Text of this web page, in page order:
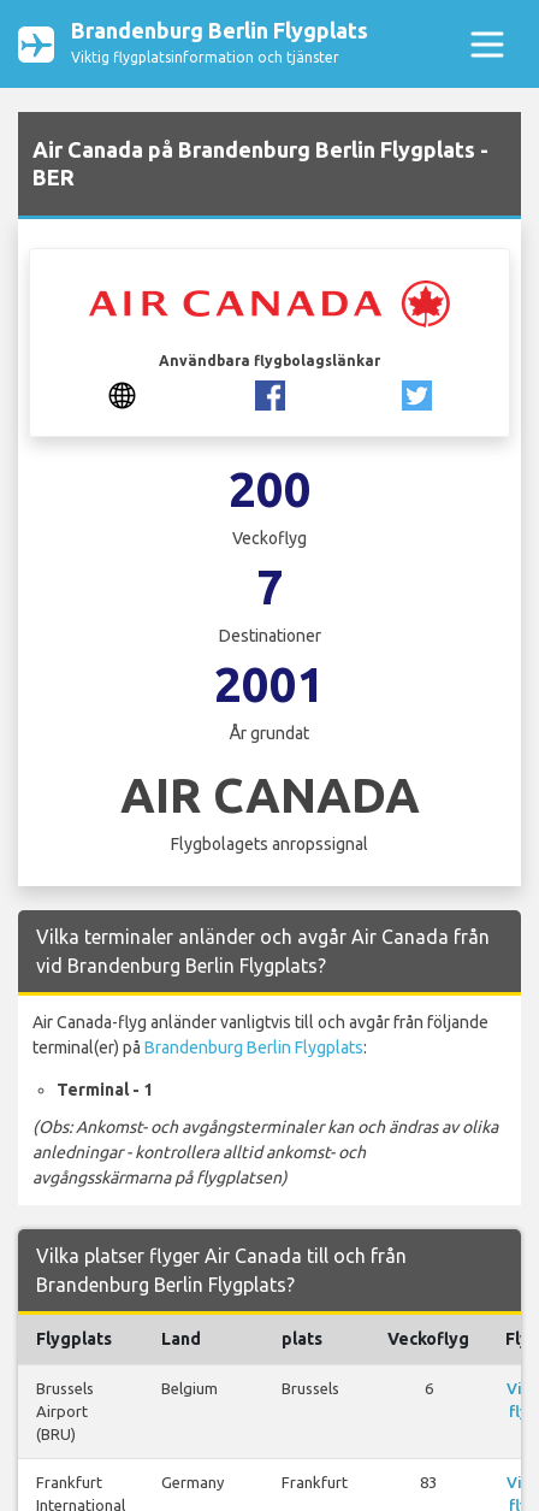
Brandenburg Berlin Flygplats
Viktig flygplatsinformation och tjänster
Air Canada på Brandenburg Berlin Flygplats -
BER
Användbara flygbolagslänkar
200
Veckoflyg
7
Destinationer
2001
År grundat
AIR CANADA
Flygbolagets anropssignal
Vilka terminaler anländer och avgår Air Canada från
vid Brandenburg Berlin Flygplats?
Air Canada-flyg anländer vanligtvis till och avgår från följande
terminal(er) på Brandenburg Berlin Flygplats:
Terminal - 1
(Obs: Ankomst- och avgångsterminaler kan och ändras av olika
anledningar - kontrollera alltid ankomst- och
avgångsskärmarna på flygplatsen)
Vilka platser flyger Air Canada till och från
Brandenburg Berlin Flygplats?
Flygplats Land plats Veckoflyg Flyg
Brussels
Airport
(BRU)
Belgium Brussels 6
Visa
flyg
Frankfurt
International
Germany Frankfurt 83
Visa
flyg